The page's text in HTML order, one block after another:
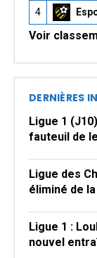
4
Voir
DERNIÈRES
Ligue 1
fauteuil de
Ligue des
éliminé de
Ligue 1 :
nouvel